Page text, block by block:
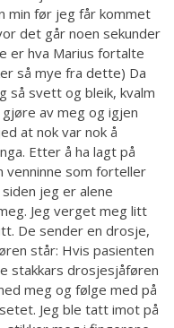
min før jeg får kommet
det går noen sekunder
er hva Marius fortalte
så mye fra dette) Da
så svett og bleik, kvalm
av meg og igjen
at nok var nok å
Etter å ha lagt på
venninne som forteller
jeg er alene
Jeg verget meg litt
De sender en drosje,
står: Hvis pasienten
stakkars drosjesjåføren
meg og følge med på
Jeg ble tatt imot på